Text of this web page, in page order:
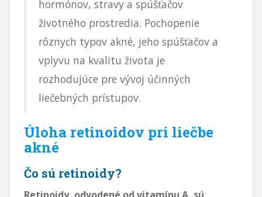
hormónov, stravy a spúšťačov
životného prostredia. Pochopenie
rôznych typov akné, jeho spúšťačov a
vplyvu na kvalitu života je
rozhodujúce pre vývoj účinných
liečebných prístupov.
Úloha retinoidov pri liečbe
akné
Čo sú retinoidy?
Retinoidy, odvodené od vitamínu A, sú